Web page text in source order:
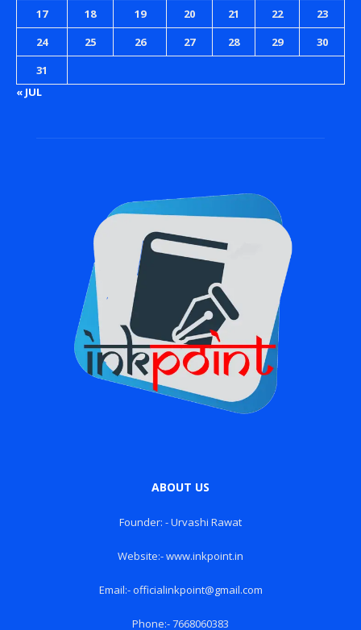
17
18 19 20 21 22
23
24
25 26 27 28 29
30
31
« JUL
ABOUT US
Founder: - Urvashi Rawat
Website:- www.inkpoint.in
Email:- officialinkpoint@gmail.com
Phone:- 7668060383